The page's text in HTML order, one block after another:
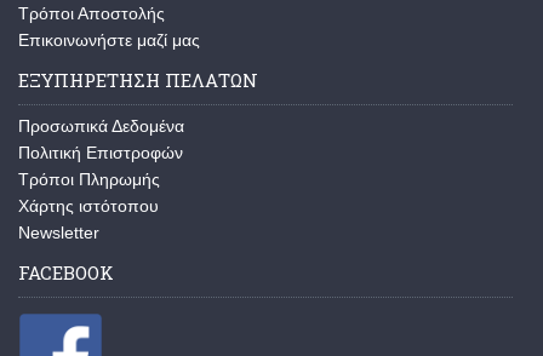
Τρόποι Αποστολής
Επικοινωνήστε μαζί μας
ΕΞΥΠΗΡΕΤΗΣΗ ΠΕΛΑΤΩΝ
Προσωπικά Δεδομένα
Πολιτική Επιστροφών
Τρόποι Πληρωμής
Χάρτης ιστότοπου
Newsletter
FACEBOOK